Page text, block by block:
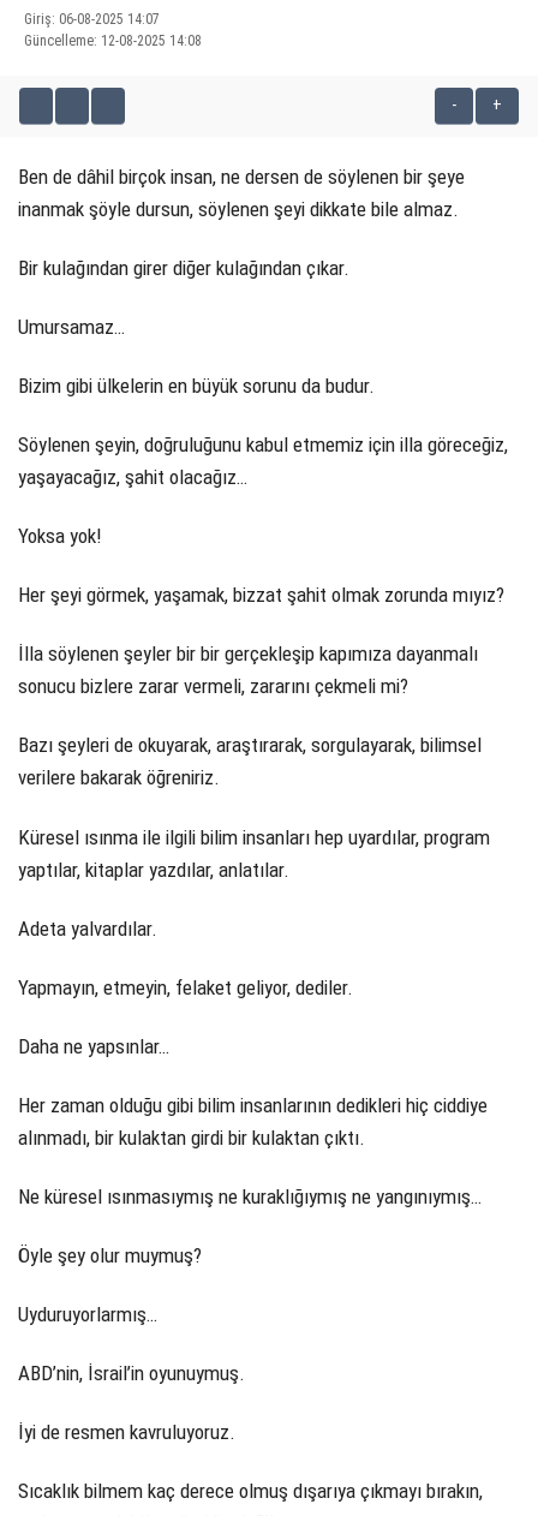
WhatsApp İhbar Hattı
Facebook
Youtube
KÜLTÜR SANAT
SERVISLER
Giriş: 06-08-2025 14:07
Güncelleme: 12-08-2025 14:08
- +
Ben de dâhil birçok insan, ne dersen de söylenen bir şeye
inanmak şöyle dursun, söylenen şeyi dikkate bile almaz.
Bir kulağından girer diğer kulağından çıkar.
Umursamaz…
Bizim gibi ülkelerin en büyük sorunu da budur.
Söylenen şeyin, doğruluğunu kabul etmemiz için illa göreceğiz,
yaşayacağız, şahit olacağız…
Yoksa yok!
Her şeyi görmek, yaşamak, bizzat şahit olmak zorunda mıyız?
İlla söylenen şeyler bir bir gerçekleşip kapımıza dayanmalı
sonucu bizlere zarar vermeli, zararını çekmeli mi?
Bazı şeyleri de okuyarak, araştırarak, sorgulayarak, bilimsel
verilere bakarak öğreniriz.
Küresel ısınma ile ilgili bilim insanları hep uyardılar, program
yaptılar, kitaplar yazdılar, anlatılar.
Adeta yalvardılar.
Yapmayın, etmeyin, felaket geliyor, dediler.
Daha ne yapsınlar…
Her zaman olduğu gibi bilim insanlarının dedikleri hiç ciddiye
alınmadı, bir kulaktan girdi bir kulaktan çıktı.
Ne küresel ısınmasıymış ne kuraklığıymış ne yangınıymış…
Öyle şey olur muymuş?
Uyduruyorlarmış…
ABD’nin, İsrail’in oyunuymuş.
İyi de resmen kavruluyoruz.
Sıcaklık bilmem kaç derece olmuş dışarıya çıkmayı bırakın,